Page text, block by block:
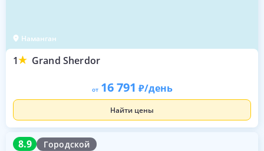
Наманган
1 Grand Sherdor
от 16 791 /день
Найти цены
8.9 Городской
8.9